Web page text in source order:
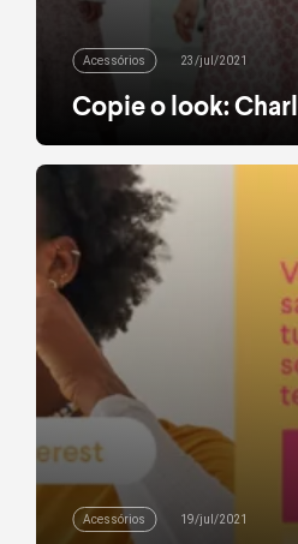
Acessórios 23/jul/2021
Copie o look:
Romântica incurável,
delicada como só ela.
ganhou os corações dos fãs
com sua personalidade
determinada) e seu closet
clássicas, silhuetas bem
atemporais. Clique e
“all-american style” da
leia mais
Acessórios 19/jul/2021